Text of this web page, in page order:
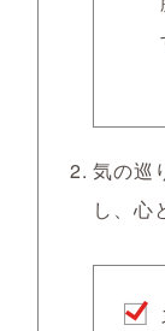
気の巡
し、心